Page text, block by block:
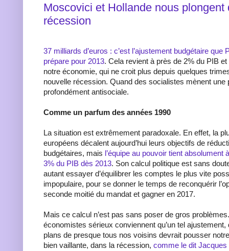
Moscovici et Hollande nous plongent
récession
37 milliards d’euros : c’est l’ajustement budgétaire que
prépare pour 2013. Cela revient à près de 2% du PIB
notre économie, qui ne croit plus depuis quelques
nouvelle récession. Quand des socialistes mènent une
profondément antisociale.
Comme un parfum des années 1990
La situation est extrêmement paradoxale. En effet, la
européens décalent aujourd’hui leurs objectifs de
budgétaires, mais l’équipe au pouvoir tient absolument
3% du PIB dès 2013. Son calcul politique est sans
autant essayer d’équilibrer les comptes le plus vite
impopulaire, pour se donner le temps de reconquérir
seconde moitié du mandat et gagner en 2017.
Mais ce calcul n’est pas sans poser de gros
économistes sérieux conviennent qu’un tel ajustement,
plans de presque tous nos voisins devrait pousser
bien vaillante, dans la récession, comme le dit